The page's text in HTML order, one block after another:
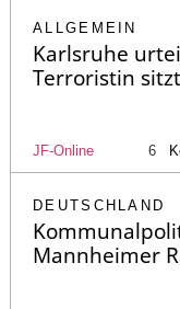
ALLGEMEIN
Karlsruhe
Terroristin
JF-Online 6
DEUTSCHLAND
Mannheimer